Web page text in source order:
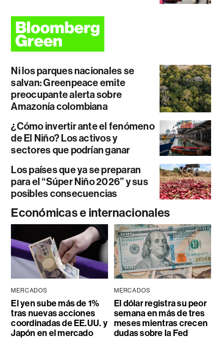
Ni los parques nacionales se
salvan: Greenpeace emite
preocupante alerta sobre
Amazonía colombiana
¿Cómo invertir ante el fenómeno
de El Niño? Los activos y
sectores que podrían ganar
Los países que ya se preparan
para el “Súper Niño 2026” y sus
posibles consecuencias
Económicas e internacionales
MERCADOS
El yen sube más de 1%
tras nuevas acciones
coordinadas de EE.UU. y
Japón en el mercado
MERCADOS
El dólar registra su peor
semana en más de tres
meses mientras crecen
dudas sobre la Fed